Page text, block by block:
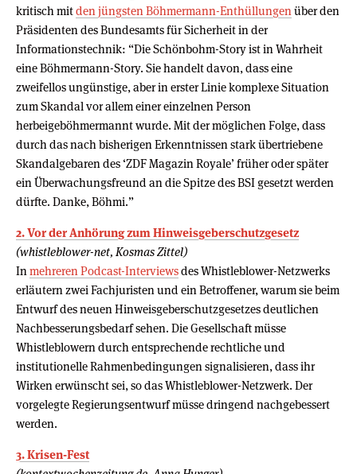
kritisch mitden jüngsten Böhmermann-Enthüllungen über den
Präsidenten des Bundesamts für Sicherheit in der
Informationstechnik: “Die Schönbohm-Story ist in Wahrheit
eine Böhmermann-Story. Sie handelt davon, dass eine
zweifellos ungünstige, aber in erster Linie komplexe Situation
zum Skandal vor allem einer einzelnen Person
herbeigeböhmermannt wurde. Mit der möglichen Folge, dass
durch das nach bisherigen Erkenntnissen stark übertriebene
Skandalgebaren des ‘ZDF Magazin Royale’ früher oder später
ein Überwachungsfreund an die Spitze des BSI gesetzt werden
dürfte. Danke, Böhmi.”
2. Vor der Anhörung zum Hinweisgeberschutzgesetz
(whistleblower-net, Kosmas Zittel)
In mehreren Podcast-Interviewsdes Whistleblower-Netzwerks
erläutern zwei Fachjuristen und ein Betroffener, warum sie beim
Entwurf des neuen Hinweisgeberschutzgesetzes deutlichen
Nachbesserungsbedarf sehen. Die Gesellschaft müsse
Whistleblowern durch entsprechende rechtliche und
institutionelle Rahmenbedingungen signalisieren, dass ihr
Wirken erwünscht sei, so das Whistleblower-Netzwerk. Der
vorgelegte Regierungsentwurf müsse dringend nachgebessert
werden.
3. Krisen-Fest